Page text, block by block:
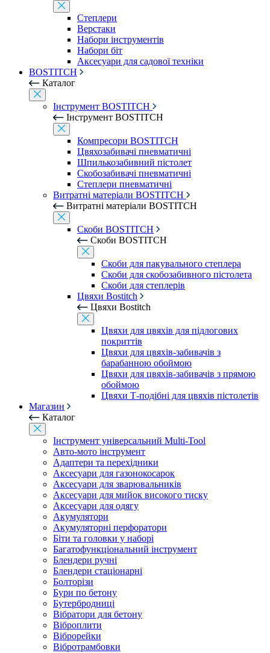
Степлери
Верстаки
Набори інструментів
Набори біт
Аксесуари для садової техніки
BOSTITCH
Каталог
Інструмент BOSTITCH
Інструмент BOSTITCH
Компресори BOSTITCH
Цвяхозабивачі пневматичні
Шпилькозабивний пістолет
Скобозабивачі пневматичні
Степлери пневматичні
Витратні матеріали BOSTITCH
Витратні матеріали BOSTITCH
Скоби BOSTITCH
Скоби BOSTITCH
Скоби для пакувального степлера
Скоби для скобозабивного пістолета
Скоби для степлерів
Цвяхи Bostitch
Цвяхи Bostitch
Цвяхи для цвяхів для підлогових
покриттів
Цвяхи для цвяхів-забивачів з
барабанною обоймою
Цвяхи для цвяхів-забивачів з прямою
обоймою
Цвяхи Т-подібні для цвяхів пістолетів
Магазин
Каталог
Інструмент універсальний Multi-Tool
Авто-мото інструмент
Адаптери та перехідники
Аксесуари для газонокосарок
Аксесуари для зварювальників
Аксесуари для мийок високого тиску
Аксесуари для одягу
Акумулятори
Акумуляторні перфоратори
Біти та головки у наборі
Багатофункціональний інструмент
Блендери ручні
Блендери стаціонарні
Болторізи
Бури по бетону
Бутербродниці
Вібратори для бетону
Віброплити
Віброрейки
Вібротрамбовки